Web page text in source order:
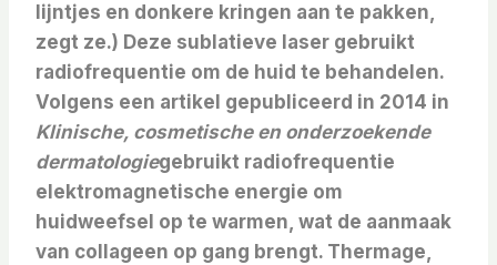
lijntjes en donkere kringen aan te pakken,
zegt ze.) Deze sublatieve laser gebruikt
radiofrequentie om de huid te behandelen.
Volgens een artikel gepubliceerd in 2014 in
Klinische, cosmetische en onderzoekende
dermatologiegebruikt radiofrequentie
elektromagnetische energie om
huidweefsel op te warmen, wat de aanmaak
van collageen op gang brengt. Thermage,